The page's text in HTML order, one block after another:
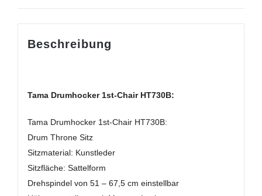
Beschreibung
Tama Drumhocker 1st-Chair HT730B:
Tama Drumhocker 1st-Chair HT730B:
Drum Throne Sitz
Sitzmaterial: Kunstleder
Sitzfläche: Sattelform
Drehspindel von 51 – 67,5 cm einstellbar